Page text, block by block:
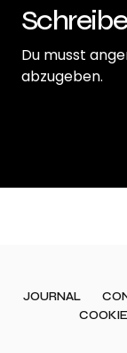
Du musst
abzugeben.
JOURNAL